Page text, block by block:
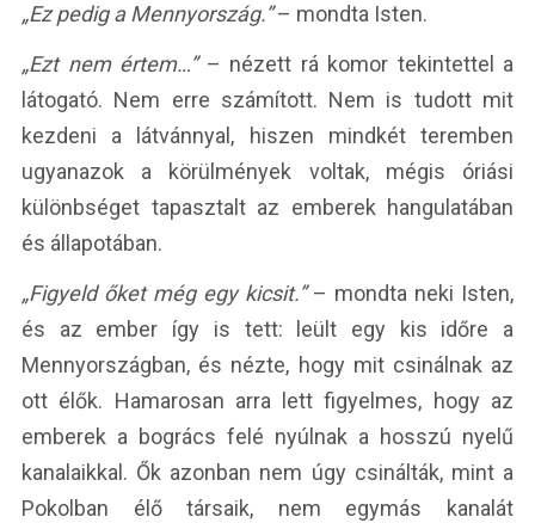
„Ez pedig a Mennyország.”– mondta Isten.
„Ezt nem értem…”– nézett rá komor tekintettel a
látogató. Nem erre számított. Nem is tudott mit
kezdeni a látvánnyal, hiszen mindkét teremben
ugyanazok a körülmények voltak, mégis óriási
különbséget tapasztalt az emberek hangulatában
és állapotában.
„Figyeld őket még egy kicsit.”– mondta neki Isten,
és az ember így is tett: leült egy kis időre a
Mennyországban, és nézte, hogy mit csinálnak az
ott élők. Hamarosan arra lett figyelmes, hogy az
emberek a bogrács felé nyúlnak a hosszú nyelű
kanalaikkal. Ők azonban nem úgy csinálták, mint a
Pokolban élő társaik, nem egymás kanalát